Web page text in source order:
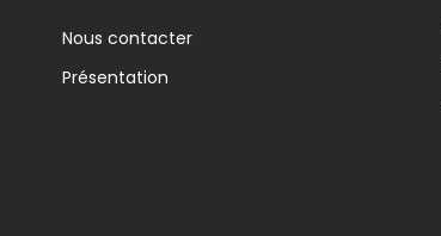
Nous contacter
Présentation